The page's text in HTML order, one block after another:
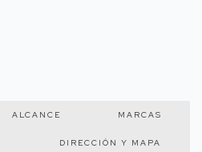
ALCANCE MARCAS
DIRECCIÓN Y MAPA